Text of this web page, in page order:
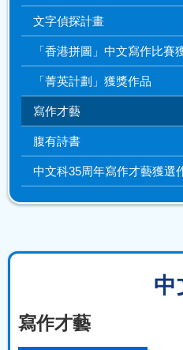
文字偵探計畫
「香港拼圖」中文寫作比賽
「菁英計劃」獲獎作品
寫作才藝
腹有詩書
中文科35周年寫作才藝獲選
中
寫作才藝